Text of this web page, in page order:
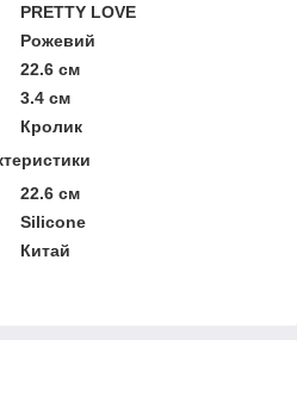
PRETTY LOVE
Рожевий
22.6 см
3.4 см
Кролик
22.6 см
Silicone
Китай